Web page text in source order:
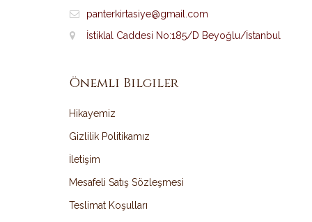
panterkirtasiye@gmail.com
İstiklal Caddesi No:185/D Beyoğlu/İstanbul
Önemli Bilgiler
Hikayemiz
Gizlilik Politikamız
İletişim
Mesafeli Satış Sözleşmesi
Teslimat Koşulları